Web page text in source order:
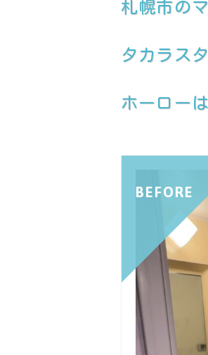
札幌市の
タカラス
ホーロー
BEFORE